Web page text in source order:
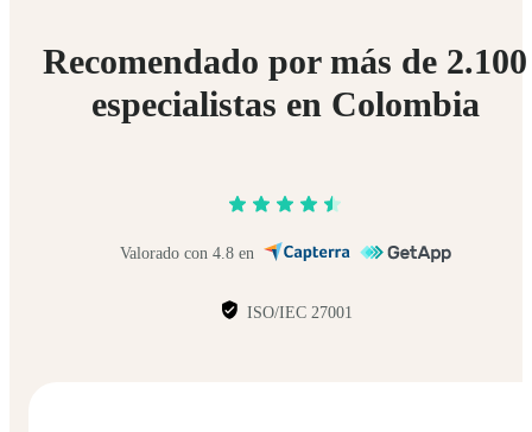
Recomendado por más de 2.100
especialistas en Colombia
Valorado con 4.8 en
ISO/IEC 27001